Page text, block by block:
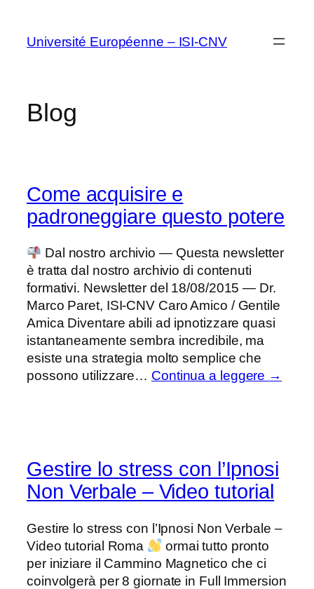
contenuto
Université Européenne – ISI-CNV
Blog
Come acquisire e
padroneggiare questo potere
Dal nostro archivio — Questa newsletter
è tratta dal nostro archivio di contenuti
formativi. Newsletter del 18/08/2015 — Dr.
Marco Paret, ISI-CNV Caro Amico / Gentile
Amica Diventare abili ad ipnotizzare quasi
istantaneamente sembra incredibile, ma
esiste una strategia molto semplice che
possono utilizzare… Continua a leggere →
Gestire lo stress con l’Ipnosi
Non Verbale – Video tutorial
Gestire lo stress con l’Ipnosi Non Verbale –
Video tutorial Roma
ormai tutto pronto
per iniziare il Cammino Magnetico che ci
coinvolgerà per 8 giornate in Full Immersion